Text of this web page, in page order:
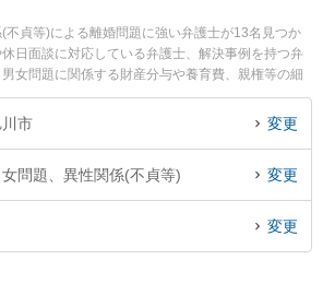
不貞等)による離婚問題に強い弁護士が13名見つか
日面談に対応している弁護士、解決事例を持つ弁
女問題に関係する財産分与や養育費、親権等の細
でき便利です。特に富良野・凛と法律事務所の足
法律事務所の佐藤 達哉弁護士、大平法律事務所の大
たい』『異性関係(不貞等)による離婚問題のトラブ
護士を検索したい』『初回相談無料で異性関係(不
相談できる旭川市内の弁護士に相談予約したい』な
市 変更
問題、異性関係(不貞等) 変更
変更